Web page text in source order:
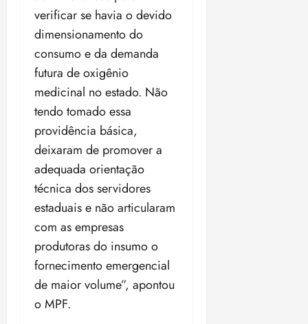
verificar se havia o devido
dimensionamento do
consumo e da demanda
futura de oxigênio
medicinal no estado. Não
tendo tomado essa
providência básica,
deixaram de promover a
adequada orientação
técnica dos servidores
estaduais e não articularam
com as empresas
produtoras do insumo o
fornecimento emergencial
de maior volume”, apontou
o MPF.